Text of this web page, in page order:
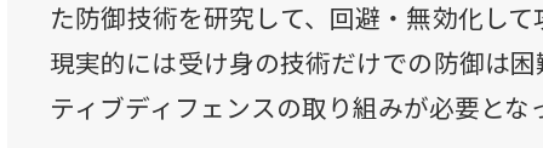
た防御技術を研究して、回避・無効化し
現実的には受け身の技術だけでの防御は
ティブディフェンスの取り組みが必要とな